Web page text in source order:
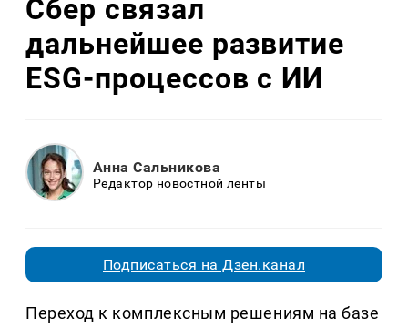
Сбер связал
дальнейшее развитие
ESG-процессов с ИИ
Анна Сальникова
Редактор новостной ленты
Подписаться на Дзен.канал
Переход к комплексным решениям на базе